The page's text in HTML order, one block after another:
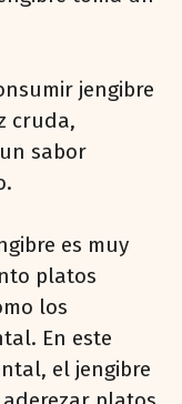
jengibre
cruda,
sabor
es muy
platos
los
En este
el jengibre